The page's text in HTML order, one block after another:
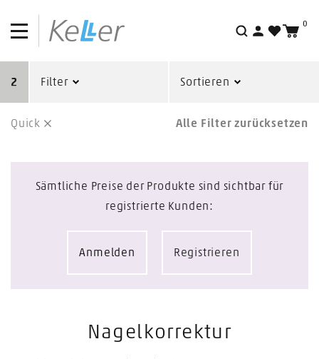
Suche
0
2 Filter Sortieren
Quick Alle Filter zurücksetzen
Sämtliche Preise der Produkte sind sichtbar für
registrierte Kunden:
Anmelden Registrieren
Nagelkorrektur